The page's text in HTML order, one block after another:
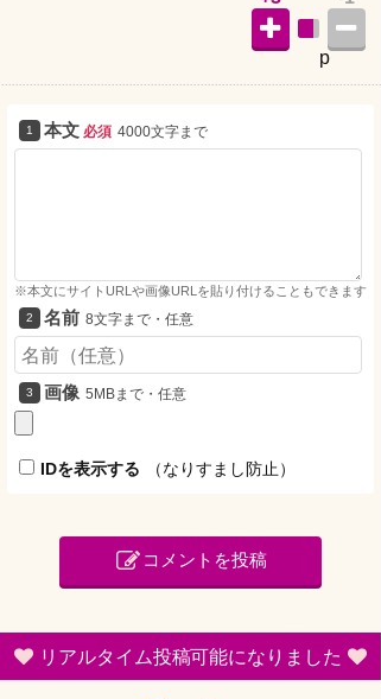
p
※本文にサイトURLや画像URLを貼り付けることもできます
名前 8文字まで・任意
画像 5MBまで・任意
コメントを投稿
リアルタイム投稿可能になりました